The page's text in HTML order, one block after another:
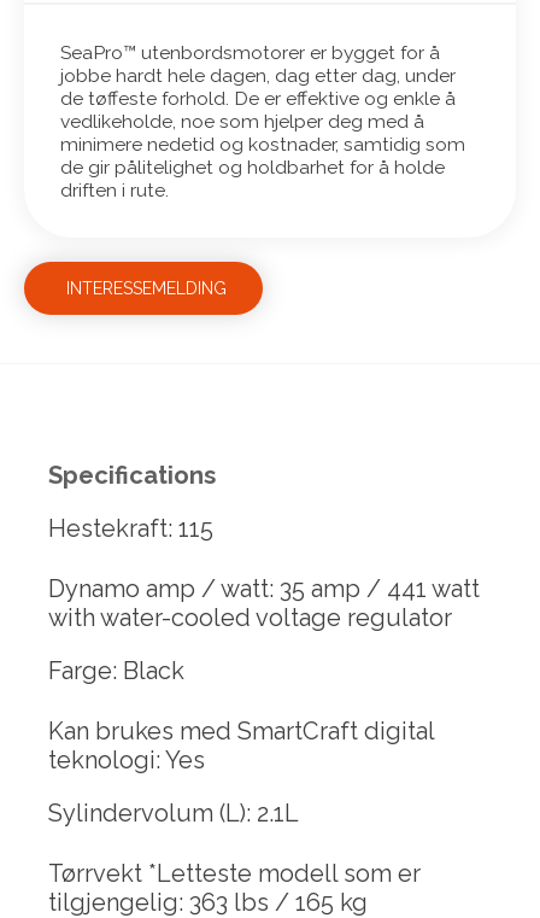
SeaPro™ utenbordsmotorer er bygget for å
jobbe hardt hele dagen, dag etter dag, under
de tøffeste forhold. De er effektive og enkle å
vedlikeholde, noe som hjelper deg med å
minimere nedetid og kostnader, samtidig som
de gir pålitelighet og holdbarhet for å holde
driften i rute.
INTERESSEMELDING
Specifications
Hestekraft: 115
Dynamo amp / watt: 35 amp / 441 watt
with water-cooled voltage regulator
Farge: Black
Kan brukes med SmartCraft digital
teknologi: Yes
Sylindervolum (L): 2.1L
Tørrvekt *Letteste modell som er
tilgjengelig: 363 lbs / 165 kg